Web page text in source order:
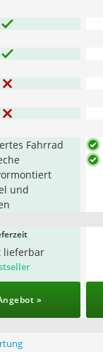
Fahrrad
und
lieferbar
»